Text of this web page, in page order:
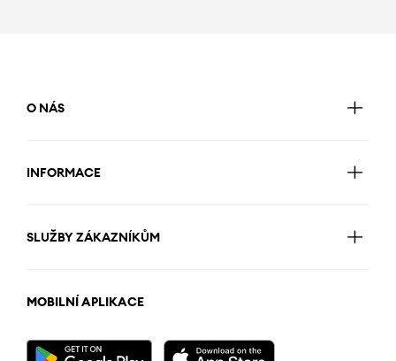
O NÁS
INFORMACE
SLUŽBY ZÁKAZNÍKŮM
MOBILNÍ APLIKACE